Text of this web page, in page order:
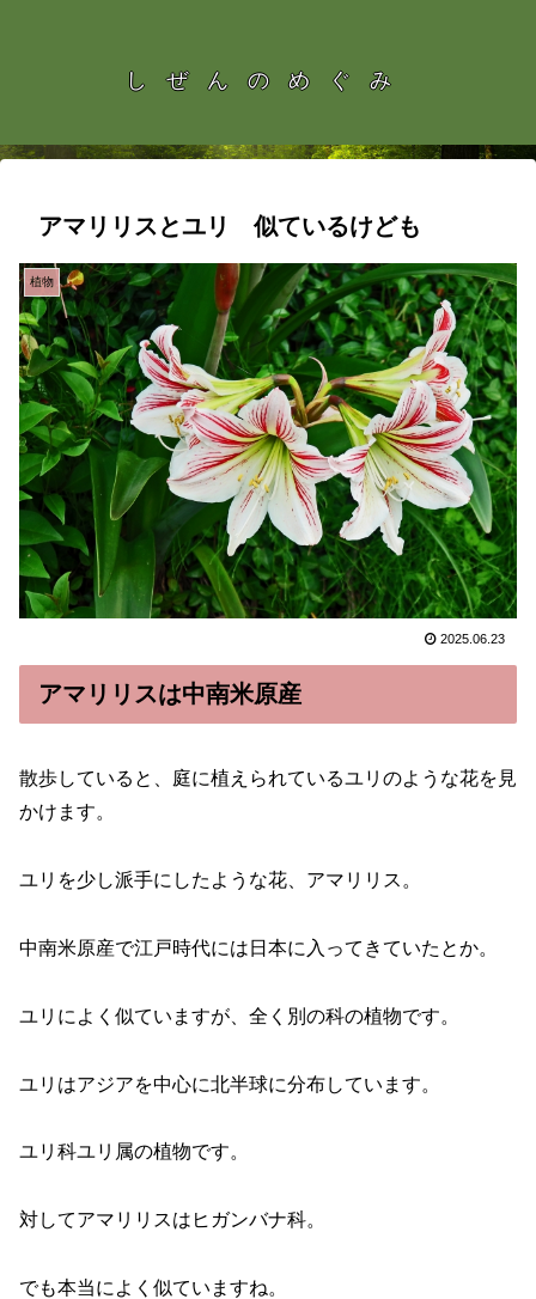
しぜんのめぐみ
アマリリスとユリ 似ているけども
植物
2025.06.23
アマリリスは中南米原産
散歩していると、庭に植えられているユリのような花を見
かけます。
ユリを少し派手にしたような花、アマリリス。
中南米原産で江戸時代には日本に入ってきていたとか。
ユリによく似ていますが、全く別の科の植物です。
ユリはアジアを中心に北半球に分布しています。
ユリ科ユリ属の植物です。
対してアマリリスはヒガンバナ科。
でも本当によく似ていますね。